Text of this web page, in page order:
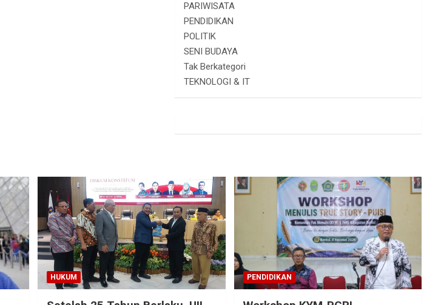
PARIWISATA
PENDIDIKAN
POLITIK
SENI BUDAYA
Tak Berkategori
TEKNOLOGI & IT
HUKUM PENDIDIKAN